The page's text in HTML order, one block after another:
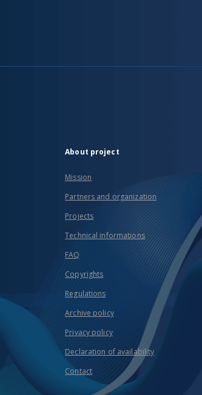
About project
Mission
Partners and organization
Projects
Technical informations
FAQ
Copyrights
Regulations
Archive policy
Privacy policy
Declaration of availability
Contact